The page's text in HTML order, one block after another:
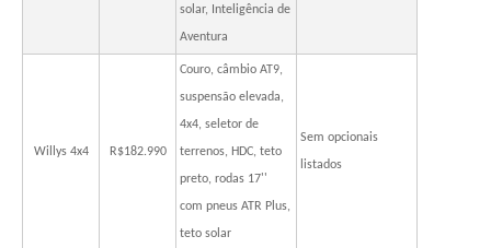
solar, Inteligência de
Aventura
Willys 4x4 R$182.990
Couro, câmbio AT9,
suspensão elevada,
4x4, seletor de
terrenos, HDC, teto
preto, rodas 17''
com pneus ATR Plus,
teto solar
Sem opcionais
listados